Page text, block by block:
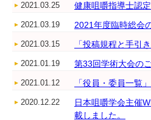
2021.03.25 健康咀嚼指導士認
2021.03.19 2021年度臨時総会
2021.03.15 「投稿規程と手引
2021.01.19 第33回学術大会の
2021.01.12 「役員・委員一覧
2020.12.22
日本咀嚼学会主催
載しました。